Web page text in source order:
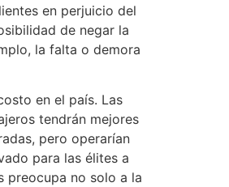
en perjuicio del
de negar la
la falta o demora
en el país. Las
tendrán mejores
pero operarían
para las élites a
preocupa no solo a la